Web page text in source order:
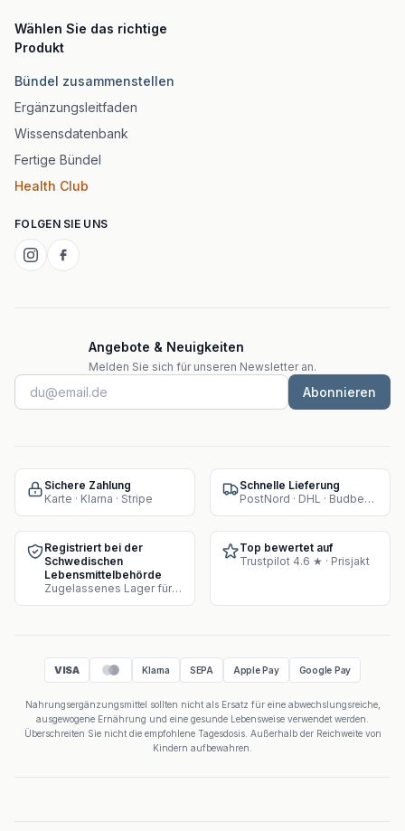
Wählen Sie das richtige
Produkt
Bündel zusammenstellen
Ergänzungsleitfaden
Wissensdatenbank
Fertige Bündel
Health Club
FOLGEN SIE UNS
Angebote & Neuigkeiten
Melden Sie sich für unseren Newsletter an.
Abonnieren
Sichere Zahlung
Karte · Klarna · Stripe
Schnelle Lieferung
PostNord · DHL · Budbee · Instabox
Registriert bei der
Schwedischen
Lebensmittelbehörde
Zugelassenes Lager für Supplement-Verkauf
Top bewertet auf
Trustpilot 4.6 ★ · Prisjakt
VISA Klarna SEPA Apple Pay Google Pay
Nahrungsergänzungsmittel sollten nicht als Ersatz für eine abwechslungsreiche,
ausgewogene Ernährung und eine gesunde Lebensweise verwendet werden.
Überschreiten Sie nicht die empfohlene Tagesdosis. Außerhalb der Reichweite von
Kindern aufbewahren.